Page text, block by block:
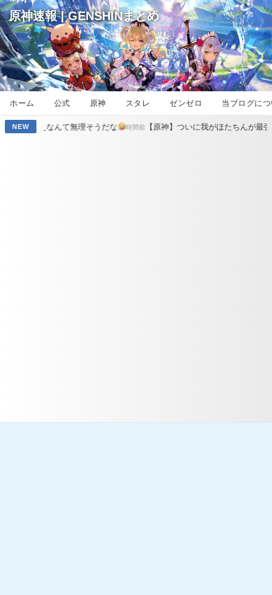
原神速報 | GENSHINまとめ
ホーム 公式 原神 スタレ ゼンゼロ 当ブログに
NEW
そうだな 13時間前【原神】ついに我がほたちんが最強になるのか14時間前